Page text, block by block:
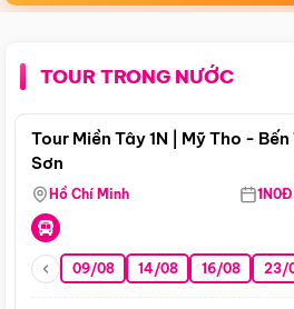
TOUR TRONG NƯỚC
Tour Miền Tây 1N | Mỹ Tho -
Sơn
Hồ Chí Minh 1N0Đ
09/08 14/08 16/08 23/